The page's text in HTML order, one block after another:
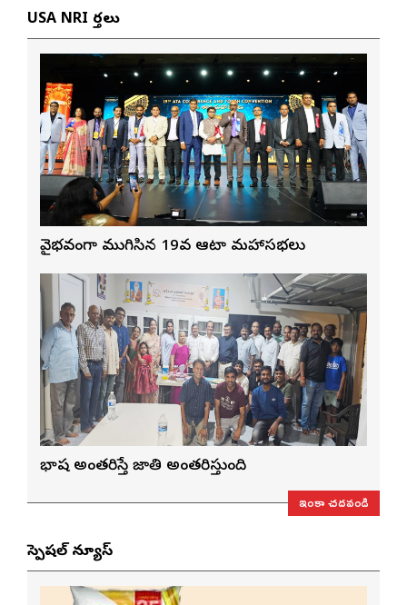
USA NRI వార్తలు
వైభవంగా ముగిసిన 19వ ఆటా మహాసభలు
భాష అంతరిస్తే జాతి అంతరిస్తుంది
ఇంకా చదవండి
స్పెషల్ న్యూస్